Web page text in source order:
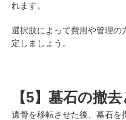
れます。
選択肢によって費用や管理の
定しましょう。
【5】墓石の撤
遺骨を移転させた後、墓石を